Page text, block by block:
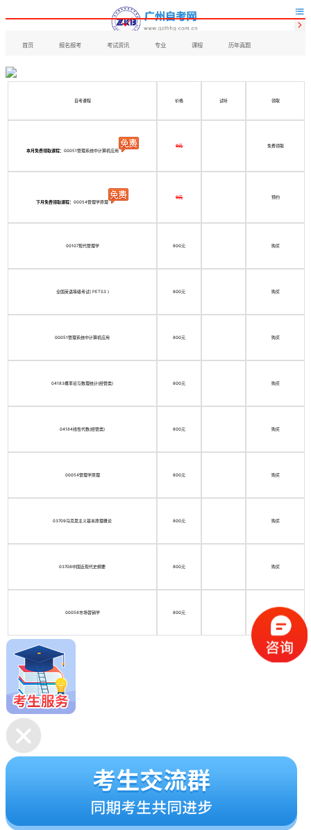

首页 报名报考 考试资讯 专业 课程 历年真题

自考课程 价格 试听 领取
本月免费领取课程： 00051管理系统中计算机应用
0元 免费领取
下月免费领取课程：00054管理学原理
0元 预约
00107现代管理学 800元 购买
全国英语等级考试( PETS3 ) 800元 购买
00051管理系统中计算机应用 800元 购买
04183概率论与数理统计(经管类) 800元 购买
04184线性代数(经管类) 800元 购买
00054管理学原理 800元 购买
03709马克思主义基本原理概论 800元 购买
03708中国近现代史纲要 800元 购买
00058市场营销学 800元